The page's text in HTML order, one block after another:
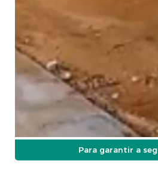
Para garantir a